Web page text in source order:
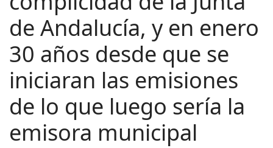
de Andalucía, y en enero
30 años desde que se
iniciaran las emisiones
de lo que luego sería la
emisora municipal